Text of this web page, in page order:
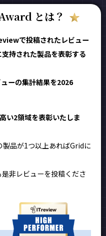
とは？
で投稿されたレビュー
持された製品を表彰する
ーの集計結果を2026
い2領域を表彰いたしま
製品が1つ以上あればGridに
非レビューを投稿くださ